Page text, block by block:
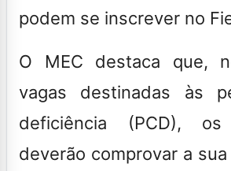
podem se inscrever no
O MEC destaca que,
vagas destinadas às
deficiência (PCD), os
deverão comprovar a